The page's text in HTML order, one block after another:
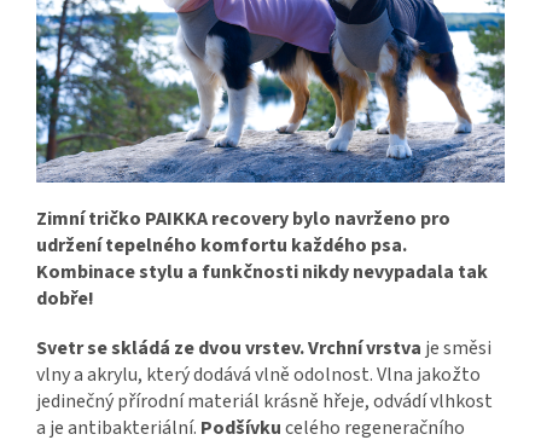
Zimní tričko PAIKKA recovery bylo navrženo pro
udržení tepelného komfortu každého psa.
Kombinace stylu a funkčnosti nikdy nevypadala tak
dobře!
Svetr se skládá ze dvou vrstev. Vrchní vrstva je směsi
vlny a akrylu, který dodává vlně odolnost. Vlna jakožto
jedinečný přírodní materiál krásně hřeje, odvádí vlhkost
a je antibakteriální. Podšívkucelého regeneračního